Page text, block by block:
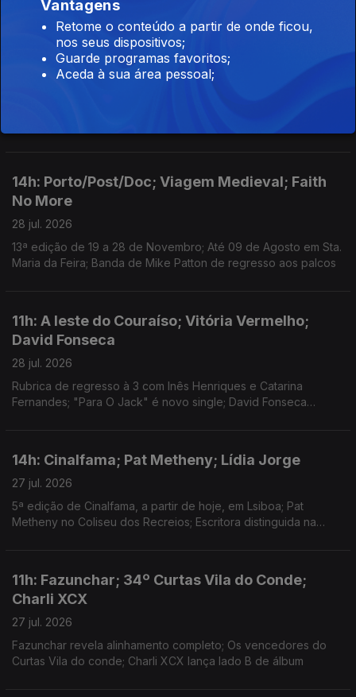
imprópria do ator e músico; Ciclo recorda obra do realizador
no Theatro Circo, em Braga; Sueca convida compatriota Zara
Larsson para nova versão de "Talk to Me".
11h: Vapor; Queer Lisboa; Kavinsky
14h: Porto/Post/Doc; Viagem Medieval; Faith
No More
28 jul. 2026
13ª edição de 19 a 28 de Novembro; Até 09 de Agosto em Sta.
Maria da Feira; Banda de Mike Patton de regresso aos palcos
11h: A leste do Couraíso; Vitória Vermelho;
David Fonseca
28 jul. 2026
Rubrica de regresso à 3 com Inês Henriques e Catarina
Fernandes; "Para O Jack" é novo single; David Fonseca
14h: Cinalfama; Pat Metheny; Lídia Jorge
27 jul. 2026
5ª edição de Cinalfama, a partir de hoje, em Lsiboa; Pat
Metheny no Coliseu dos Recreios; Escritora distinguida na
11h: Fazunchar; 34º Curtas Vila do Conde;
Charli XCX
27 jul. 2026
Fazunchar revela alinhamento completo; Os vencedores do
Curtas Vila do conde; Charli XCX lança lado B de álbum
Vantagens
Retome o conteúdo a partir de onde ficou,
nos seus dispositivos;
Guarde programas favoritos;
Aceda à sua área pessoal;